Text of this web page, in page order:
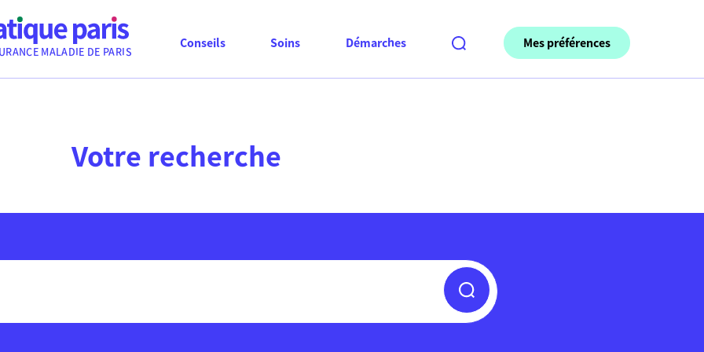
MALADIE DE PARIS
Conseils Soins Démarches Mes préférences
Votre recherche